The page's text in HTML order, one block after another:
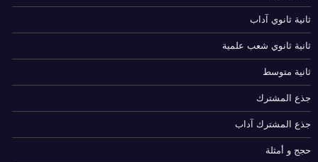
ثانية ثانوي آداب
ثانية ثانوي شعب علمية
ثانية متوسط
جذع المشترك
جذع المشترك آداب
حجج و أمثلة